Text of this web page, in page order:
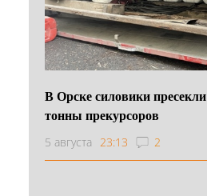
В Орске силовики
тонны прекурсоров
5 августа 23:13 2